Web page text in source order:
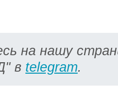
на нашу
в telegram.